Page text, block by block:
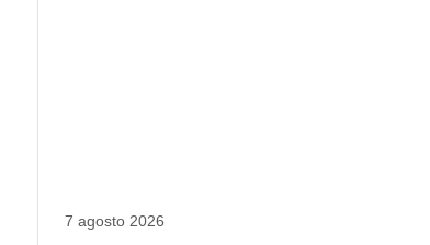
7 agosto 2026